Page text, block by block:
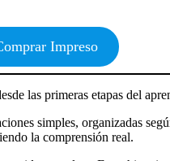
Impreso
las primeras etapas del
simples, organizadas
la comprensión real.